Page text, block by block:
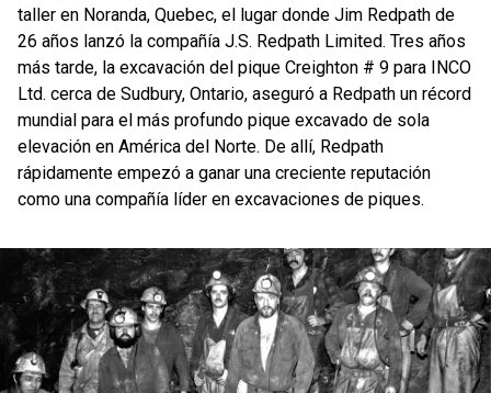
taller en Noranda, Quebec, el lugar donde Jim Redpath de
26 años lanzó la compañía J.S. Redpath Limited. Tres años
más tarde, la excavación del pique Creighton # 9 para INCO
Ltd. cerca de Sudbury, Ontario, aseguró a Redpath un récord
mundial para el más profundo pique excavado de sola
elevación en América del Norte. De allí, Redpath
rápidamente empezó a ganar una creciente reputación
como una compañía líder en excavaciones de piques.